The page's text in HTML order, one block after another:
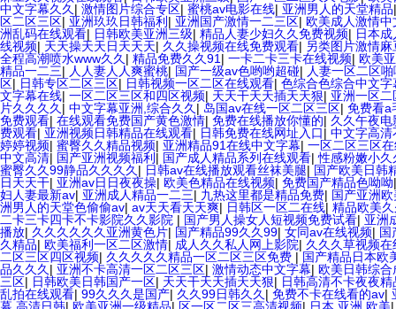
中文字幕久久 | 激情图片综合专区| 蜜桃av电影在线| 亚洲男人的天堂精品
区二区三区| 亚洲玖玖日韩福利 | 亚洲国产激情一二三区| 欧美成人激情中
洲乱码在线观看| 日韩欧美亚洲三级| 精品人妻少妇久久免费视频| 日本
线视频| 天天操天天日天天天| 久久操视频在线免费观看| 另类图片激情麻
全程高潮喷水www久久 | 精品免费久久91 | 一卡二卡三卡在线视频| 欧美
精品一二三| 人人妻人人爽蜜桃| 国产一级av色哟哟超碰| 人妻一区二区啪
区| 日韩专区二区三区| 日韩视频一区二区在线观看| 色综合色综合中文字
文字幕在线| 一区二区三区和四区视频| 天天干天天插天天狠| 亚洲一区
片久久久久 | 中文字幕亚洲,综合久久 | 岛国av在线一区二区三区| 免费看a
免费观看| 在线观看免费国产黄色激情| 免费在线播放你懂的| 久久午夜电
费观看| 亚洲视频日韩精品在线观看| 日韩免费在线网址入口| 中文字高清
婷婷视频| 蜜臀久久精品视频| 亚洲精品91在线中文字幕| 一区二区三区
中文高清| 国产亚洲视频福利 | 国产成人精品系列在线观看|性感粉嫩小久
蜜臀久久99静品久久久久 | 日韩av在线播放观看丝袜美腿| 国产欧美日韩
日天天干| 亚洲av日日夜夜操| 欧美色精品在线视频| 免费国产精品色呦呦
妇人妻最新av| 亚洲成人精品一二三| 九热这里都是精品免费| 国产亚洲
洲男人的天堂色偷偷av| av天天看天天爽| 日韩区一区二在线| 精品欧美
二卡三卡四卡不卡影院久久影院 | 国产男人操女人短视频免费试看| 亚洲
播放| 久久久久久久亚洲黄色片| 国产精品99久久99| 女同av在线视频| 国
久精品| 欧美福利一区二区激情| 成人久久私人网上影院| 久久久草视频在
二区三区四区视频| 久久久久久精品一区二区三区免费 | 国产精品日本欧
品久久久 | 亚洲不卡高清一区二区三区| 激情动态中文字幕| 欧美日韩综合
三区| 日韩欧美日韩国产一区| 天天干天天插天天狠| 日韩高清不卡夜夜精
乱拍在线观看| 99久久久是国产| 久久99日韩久久 | 免费不卡在线看的av|